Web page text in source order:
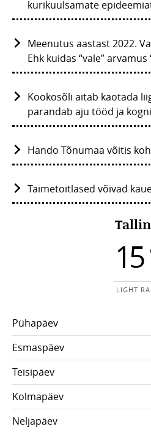
kurikuulsamate
Meenutus aastast 2022.
Ehk kuidas “vale” arvamus
Kookosõli aitab kaotada
parandab aju tööd ja
Hando Tõnumaa võitis
Taimetoitlased võivad
15
LIGHT
Pühapäev
Esmaspäev
Teisipäev
Kolmapäev
Neljapäev